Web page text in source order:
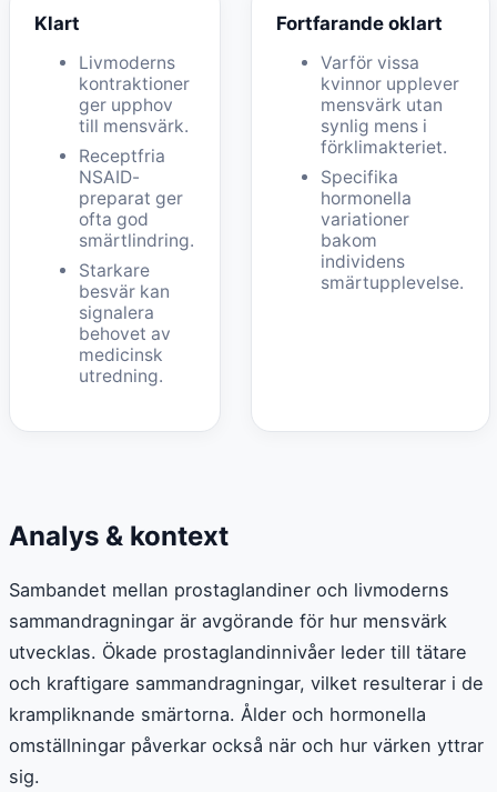
Klart
Livmoderns
kontraktioner
ger upphov
till mensvärk.
Receptfria
NSAID-
preparat ger
ofta god
smärtlindring.
Starkare
besvär kan
signalera
behovet av
medicinsk
utredning.
Fortfarande oklart
Varför vissa
kvinnor upplever
mensvärk utan
synlig mens i
förklimakteriet.
Specifika
hormonella
variationer
bakom
individens
smärtupplevelse.
Analys & kontext
Sambandet mellan prostaglandiner och livmoderns
sammandragningar är avgörande för hur mensvärk
utvecklas. Ökade prostaglandinnivåer leder till tätare
och kraftigare sammandragningar, vilket resulterar i de
krampliknande smärtorna. Ålder och hormonella
omställningar påverkar också när och hur värken yttrar
sig.